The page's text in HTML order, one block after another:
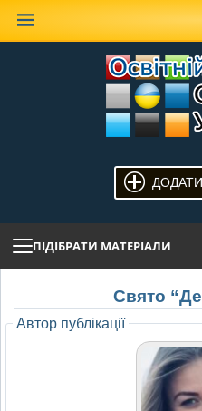
ПІДІБРАТИ МАТЕРІАЛИ
Свято
Автор публікації